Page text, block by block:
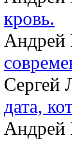
кровь.
Андрей
Сергей
дата,
Андрей